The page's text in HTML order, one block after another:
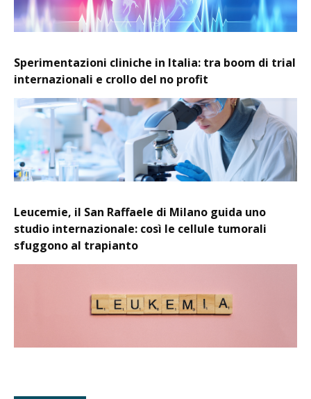
Sperimentazioni cliniche in Italia: tra boom di trial
internazionali e crollo del no profit
Leucemie, il San Raffaele di Milano guida uno
studio internazionale: così le cellule tumorali
sfuggono al trapianto